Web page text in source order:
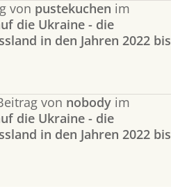
von pustekuchen im
die Ukraine - die
in den Jahren 2022 bis
von nobody im
die Ukraine - die
in den Jahren 2022 bis